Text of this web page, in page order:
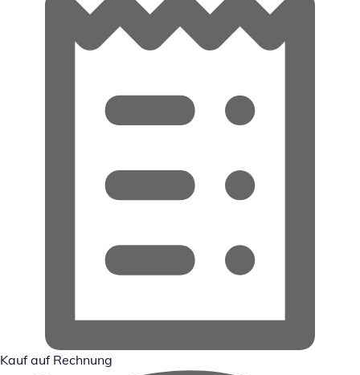
Kauf auf Rechnung